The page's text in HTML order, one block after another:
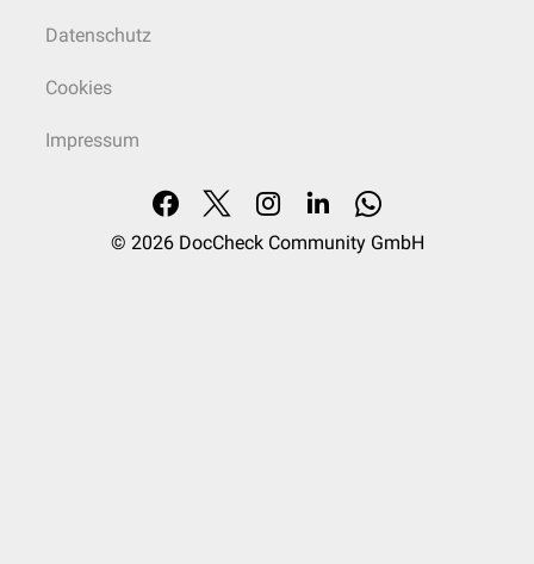
Datenschutz
Cookies
Impressum
© 2026 DocCheck Community GmbH